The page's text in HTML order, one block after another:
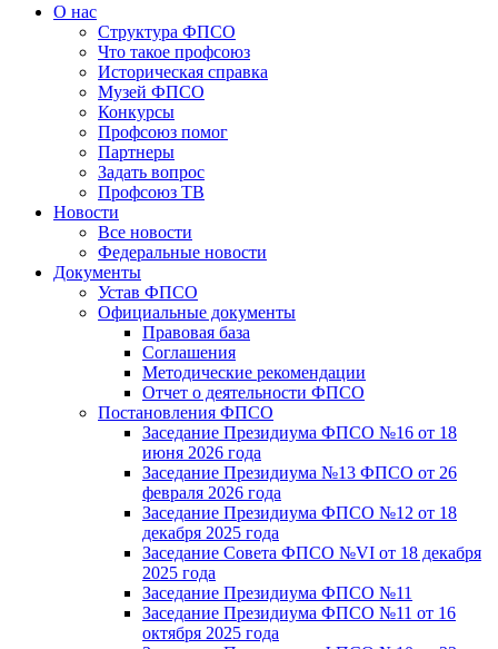
О нас
Структура ФПСО
Что такое профсоюз
Историческая справка
Музей ФПСО
Конкурсы
Профсоюз помог
Партнеры
Задать вопрос
Профсоюз ТВ
Новости
Все новости
Федеральные новости
Документы
Устав ФПСО
Официальные документы
Правовая база
Соглашения
Методические рекомендации
Отчет о деятельности ФПСО
Постановления ФПСО
Заседание Президиума ФПСО №16 от 18
июня 2026 года
Заседание Президиума №13 ФПСО от 26
февраля 2026 года
Заседание Президиума ФПСО №12 от 18
декабря 2025 года
Заседание Совета ФПСО №VI от 18 декабря
2025 года
Заседание Президиума ФПСО №11
Заседание Президиума ФПСО №11 от 16
октября 2025 года